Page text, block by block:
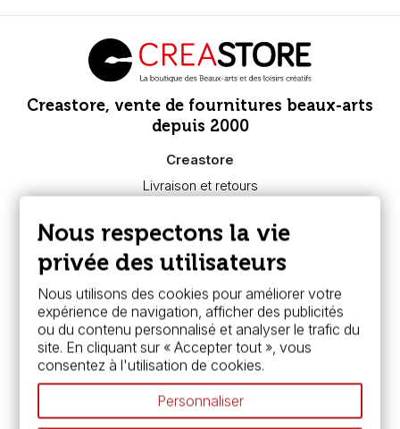
Creastore, vente de fournitures beaux-arts
depuis 2000
Creastore
Livraison et retours
Paiement sécurisé
FAQ
Boutique à Angers
Services
Carte fidélité & avantages
Chèque cadeau, bon cadeaux
Devis & bon de commande
Pass culture - mode d'emploi
Nos promotions en cours
Espace conseils
Nous respectons la vie
privée des utilisateurs
Nous utilisons des cookies pour améliorer votre
expérience de navigation, afficher des publicités
ou du contenu personnalisé et analyser le trafic du
site. En cliquant sur « Accepter tout », vous
consentez à l'utilisation de cookies.
Personnaliser